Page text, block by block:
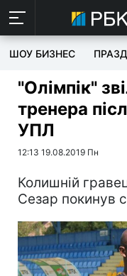
ШОУ БИЗНЕС
"Олімпік"
тренера
УПЛ
12:13 19.08.2019 Пн
Колишній
Сезар покинув